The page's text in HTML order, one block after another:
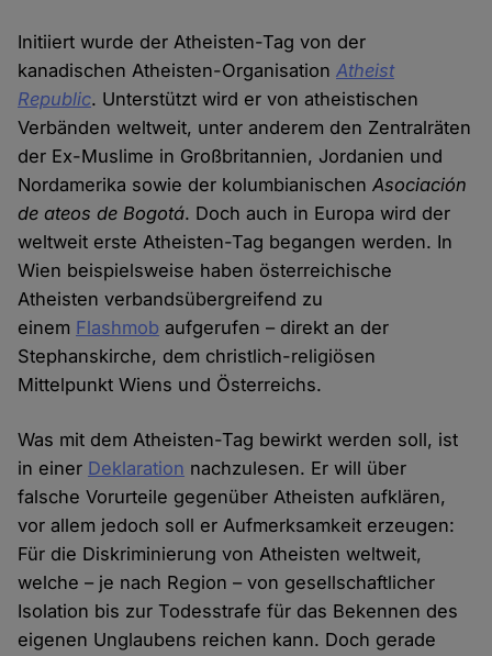
Initiiert wurde der Atheisten-Tag von der
kanadischen Atheisten-OrganisationAtheist
Republic. Unterstützt wird er von atheistischen
Verbänden weltweit, unter anderem den Zentralräten
der Ex-Muslime in Großbritannien, Jordanien und
Nordamerika sowie der kolumbianischenAsociación
de ateos de Bogotá. Doch auch in Europa wird der
weltweit erste Atheisten-Tag begangen werden. In
Wien beispielsweise haben österreichische
Atheisten verbandsübergreifend zu
einem Flashmob aufgerufen – direkt an der
Stephanskirche, dem christlich-religiösen
Mittelpunkt Wiens und Österreichs.
Was mit dem Atheisten-Tag bewirkt werden soll, ist
in einer Deklaration nachzulesen. Er will über
falsche Vorurteile gegenüber Atheisten aufklären,
vor allem jedoch soll er Aufmerksamkeit erzeugen:
Für die Diskriminierung von Atheisten weltweit,
welche – je nach Region – von gesellschaftlicher
Isolation bis zur Todesstrafe für das Bekennen des
eigenen Unglaubens reichen kann. Doch gerade